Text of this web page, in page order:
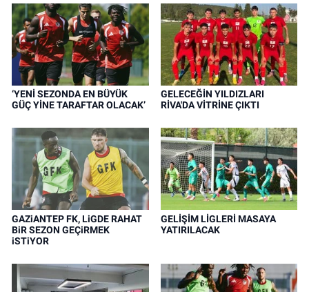
‘YENİ SEZONDA EN BÜYÜK
GÜÇ YİNE TARAFTAR OLACAK’
GELECEĞİN YILDIZLARI
RİVA'DA VİTRİNE ÇIKTI
GAZiANTEP FK, LiGDE RAHAT
BiR SEZON GEÇiRMEK
iSTiYOR
GELİŞİM LİGLERİ MASAYA
YATIRILACAK